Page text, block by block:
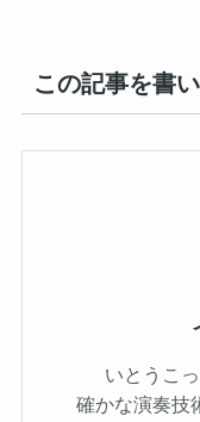
この記事を書
いとうこ
確かな演奏技